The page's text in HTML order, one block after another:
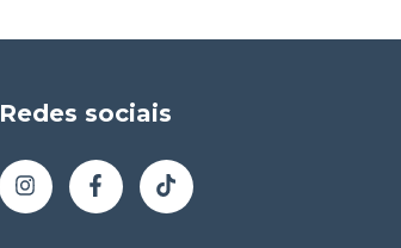
Redes sociais